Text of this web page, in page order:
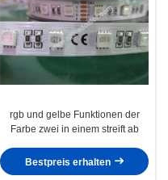
rgb und gelbe Funktionen der
Farbe zwei in einem streift ab
Bestpreis erhalten